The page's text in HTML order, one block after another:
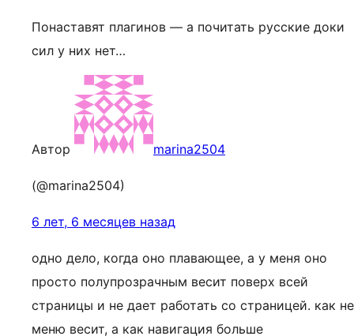
Понаставят плагинов — а почитать русские доки
сил у них нет…
Автор marina2504
(@marina2504)
6 лет, 6 месяцев назад
одно дело, когда оно плавающее, а у меня оно
просто полупрозрачным весит поверх всей
страницы и не дает работать со страницей. как не
меню весит, а как навигация больше